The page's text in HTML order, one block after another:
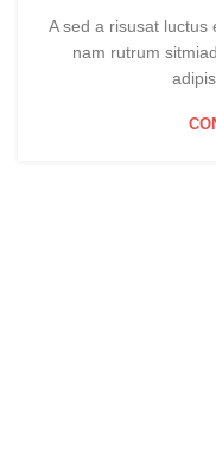
A sed a risusat
nam rutrum